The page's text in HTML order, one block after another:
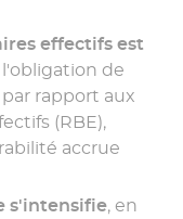
effectifs est
de
rapport aux
(RBE),
accrue
s'intensifie, en